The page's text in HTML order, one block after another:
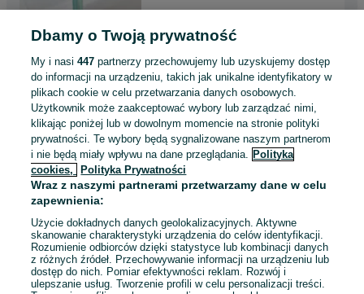
Akwarium proste 100x50x60 -
300 litrów float
780 zł
Wierzbno
03 sierpnia 2026
Akwarium proste 100x40x60 -
240 litrów float
Wierzbno
03 sierpnia 2026
Dbamy o Twoją prywatność
My i nasi447 partnerzy przechowujemy lub uzyskujemy dostęp
do informacji na urządzeniu, takich jak unikalne identyfikatory w
plikach cookie w celu przetwarzania danych osobowych.
Użytkownik może zaakceptować wybory lub zarządzać nimi,
klikając poniżej lub w dowolnym momencie na stronie polityki
prywatności. Te wybory będą sygnalizowane naszym partnerom
i nie będą miały wpływu na dane przeglądania. Polityka
cookies,
Polityka Prywatności
Wraz z naszymi partnerami przetwarzamy dane w celu
zapewnienia:
Użycie dokładnych danych geolokalizacyjnych. Aktywne
skanowanie charakterystyki urządzenia do celów identyfikacji.
Rozumienie odbiorców dzięki statystyce lub kombinacji danych
z różnych źródeł. Przechowywanie informacji na urządzeniu lub
dostęp do nich. Pomiar efektywności reklam. Rozwój i
ulepszanie usług. Tworzenie profili w celu personalizacji treści.